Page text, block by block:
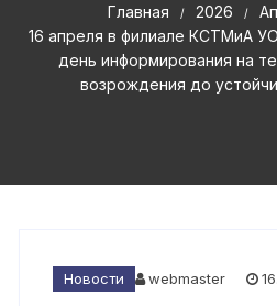
Главная 2026
16 апреля в филиале КСТМиА
день информирования на
возрождения до
Новости webmaster